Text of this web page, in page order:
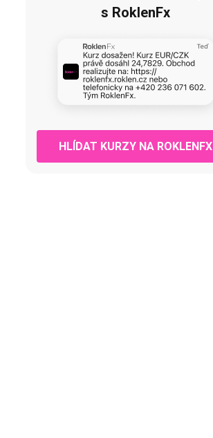
s RoklenFx
HLÍDAT KURZY NA ROKLENFX